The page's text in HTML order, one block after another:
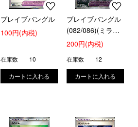
ブレイブバングル
100円(内税)
在庫数 10
ブレイブバングル
(082/086)(ミラー/
モンスターボール)
200円(内税)
在庫数 12